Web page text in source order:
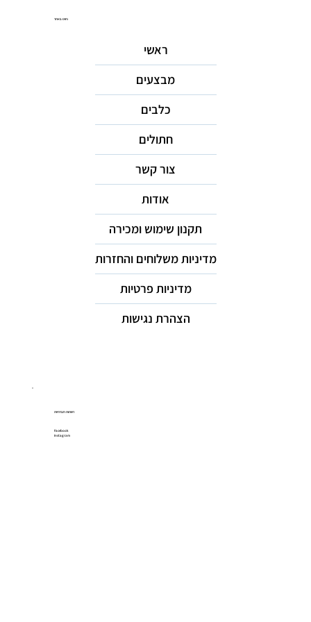
ניווט באתר
ראשי
מבצעים
כלבים
חתולים
צור קשר
אודות
תקנון שימוש ומכירה
מדיניות משלוחים והחזרות
מדיניות פרטיות
הצהרת נגישות
רשתות חברתיות
Facebook
Instagram